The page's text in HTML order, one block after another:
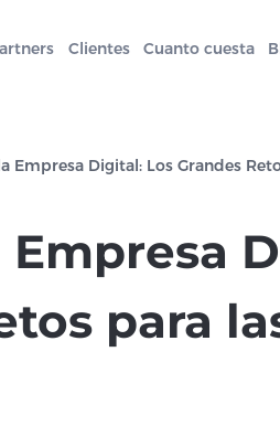
Clientes Cuanto cuesta
Empresa Digital: Los Grandes
para